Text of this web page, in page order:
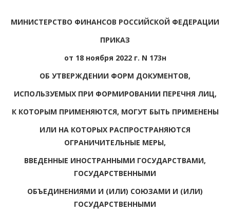
МИНИСТЕРСТВО ФИНАНСОВ РОССИЙСКОЙ ФЕДЕРАЦИИ
ПРИКАЗ
от 18 ноября 2022 г. N 173н
ОБ УТВЕРЖДЕНИИ ФОРМ ДОКУМЕНТОВ,
ИСПОЛЬЗУЕМЫХ ПРИ ФОРМИРОВАНИИ ПЕРЕЧНЯ ЛИЦ,
К КОТОРЫМ ПРИМЕНЯЮТСЯ, МОГУТ БЫТЬ ПРИМЕНЕНЫ
ИЛИ НА КОТОРЫХ РАСПРОСТРАНЯЮТСЯ
ОГРАНИЧИТЕЛЬНЫЕ МЕРЫ,
ВВЕДЕННЫЕ ИНОСТРАННЫМИ ГОСУДАРСТВАМИ,
ГОСУДАРСТВЕННЫМИ
ОБЪЕДИНЕНИЯМИ И (ИЛИ) СОЮЗАМИ И (ИЛИ)
ГОСУДАРСТВЕННЫМИ